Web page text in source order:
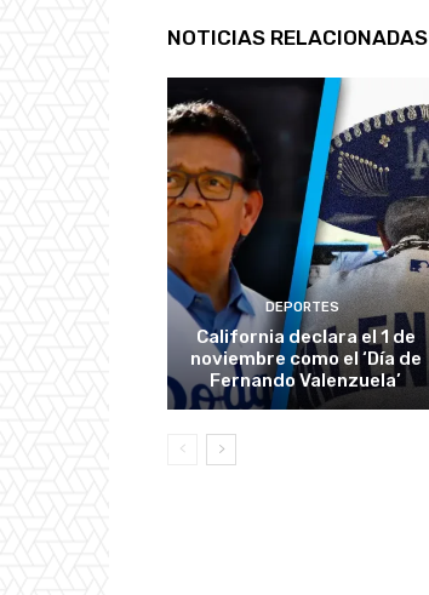
NOTICIAS RELACIONADAS
DEPORTES
California declara el 1 de
noviembre como el ‘Día de
Fernando Valenzuela’